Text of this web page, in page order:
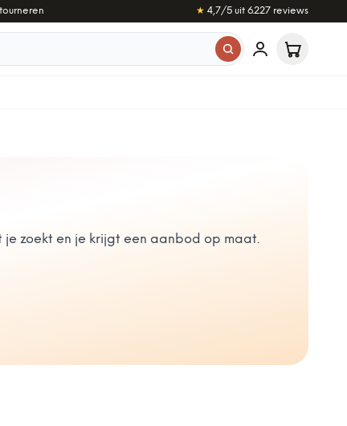
★ 4,7/5 uit 6.227reviews
zoekt en je krijgt een aanbod op maat.